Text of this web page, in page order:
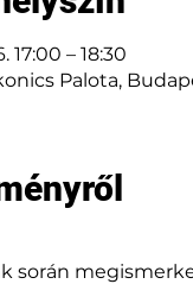
17:00 – 18:30
Palota,
során